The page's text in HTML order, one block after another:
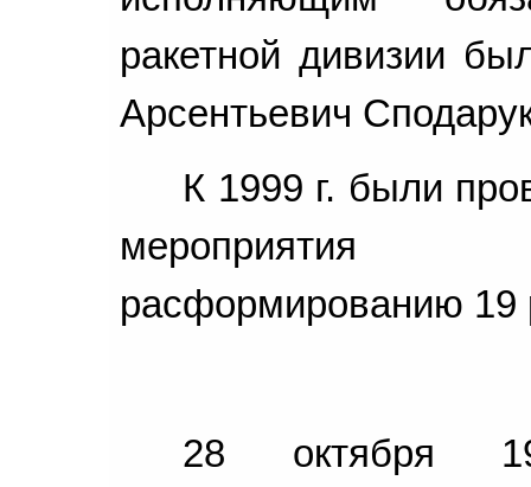
ракетной дивизии
Арсентьевич
К 1999 г. были
мероприятия
расформированию 19
28 октября